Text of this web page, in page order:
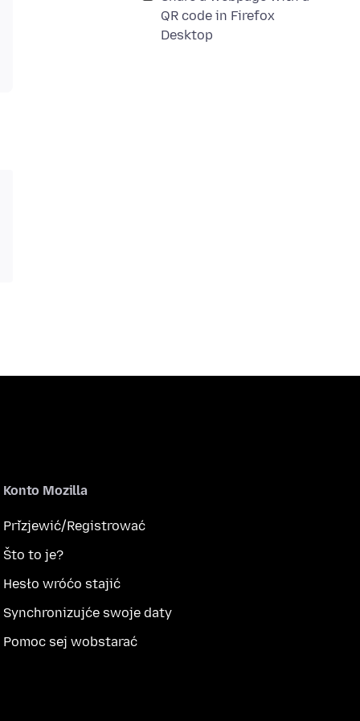
QR code in Firefox
Desktop
Konto Mozilla
Přizjewić/Registrować
Što to je?
Hesło wróćo stajić
Synchronizujće swoje daty
Pomoc sej wobstarać